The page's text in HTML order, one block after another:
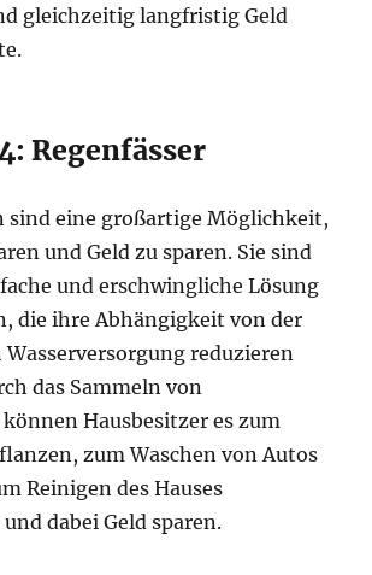
gleichzeitig langfristig Geld
Regenfässer
sind eine großartige Möglichkeit,
und Geld zu sparen. Sie sind
und erschwingliche Lösung
die ihre Abhängigkeit von der
reduzieren
das Sammeln von
können Hausbesitzer es zum
zum Waschen von Autos
Reinigen des Hauses
dabei Geld sparen.